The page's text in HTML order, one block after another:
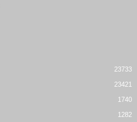
23733
23421
1740
1282